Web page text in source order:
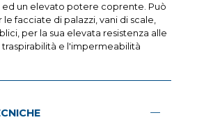
un elevato potere coprente. Può
facciate di palazzi, vani di scale,
per la sua elevata resistenza alle
e l'impermeabilità